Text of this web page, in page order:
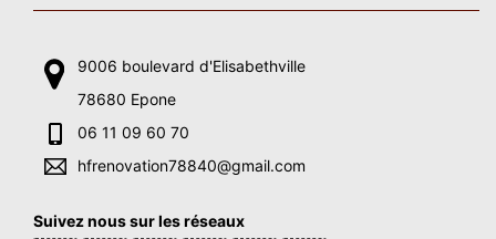
9006 boulevard d'Elisabethville
78680 Epone
06 11 09 60 70
hfrenovation78840@gmail.com
Suivez nous sur les réseaux